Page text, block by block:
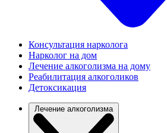
Консультация нарколога
Нарколог на дом
Лечение алкоголизма на дому
Реабилитация алкоголиков
Детоксикация
Лечение алкоголизма